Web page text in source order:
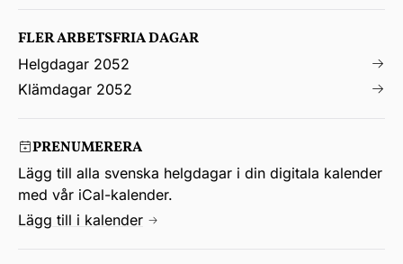
FLER ARBETSFRIA DAGAR
Helgdagar 2052
Klämdagar 2052
PRENUMERERA
Lägg till alla svenska helgdagar i din digitala kalender
med vår iCal-kalender.
Lägg till i kalender